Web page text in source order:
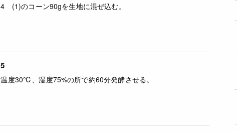
4 (1)のコーン90gを生地に混ぜ込む。
5
温度30℃、湿度75%の所で約60分発酵させる。